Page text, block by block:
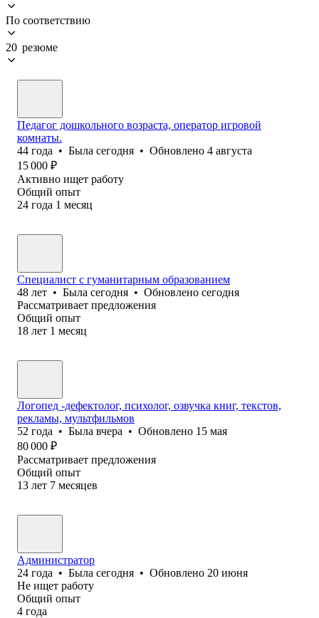
По соответствию
20 резюме
Педагог дошкольного возраста, оператор игровой
комнаты.
44 года • Была сегодня • Обновлено 4 августа
15 000 ₽
Активно ищет работу
Общий опыт
24 года 1 месяц
Специалист с гуманитарным образованием
48 лет • Была сегодня • Обновлено сегодня
Рассматривает предложения
Общий опыт
18 лет 1 месяц
Логопед -дефектолог, психолог, озвучка книг, текстов,
рекламы, мультфильмов
52 года • Была вчера • Обновлено 15 мая
80 000 ₽
Рассматривает предложения
Общий опыт
13 лет 7 месяцев
Администратор
24 года • Была сегодня • Обновлено 20 июня
Не ищет работу
Общий опыт
4 года